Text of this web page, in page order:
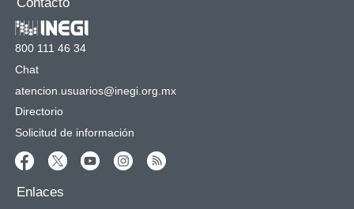
800 111 46 34
Chat
atencion.usuarios@inegi.org.mx
Directorio
Solicitud de información
Enlaces